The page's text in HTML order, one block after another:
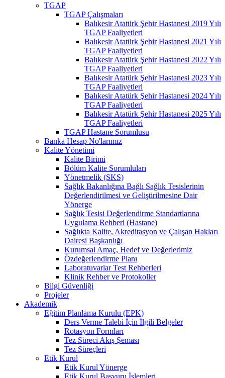
TGAP
TGAP Çalışmaları
Balıkesir Atatürk Şehir Hastanesi 2019 Yılı
TGAP Faaliyetleri
Balıkesir Atatürk Şehir Hastanesi 2021 Yılı
TGAP Faaliyetleri
Balıkesir Atatürk Şehir Hastanesi 2022 Yılı
TGAP Faaliyetleri
Balıkesir Atatürk Şehir Hastanesi 2023 Yılı
TGAP Faaliyetleri
Balıkesir Atatürk Şehir Hastanesi 2024 Yılı
TGAP Faaliyetleri
Balıkesir Atatürk Şehir Hastanesi 2025 Yılı
TGAP Faaliyetleri
TGAP Hastane Sorumlusu
Banka Hesap No'larımız
Kalite Yönetimi
Kalite Birimi
Bölüm Kalite Sorumluları
Yönetmelik (SKS)
Sağlık Bakanlığına Bağlı Sağlık Tesislerinin
Değerlendirilmesi ve Geliştirilmesine Dair
Yönerge
Sağlık Tesisi Değerlendirme Standartlarına
Uygulama Rehberi (Hastane)
Sağlıkta Kalite, Akreditasyon ve Çalışan Hakları
Dairesi Başkanlığı
Kurumsal Amaç, Hedef ve Değerlerimiz
Özdeğerlendirme Planı
Laboratuvarlar Test Rehberleri
Klinik Rehber ve Protokoller
Bilgi Güvenliği
Projeler
Akademik
Eğitim Planlama Kurulu (EPK)
Ders Verme Talebi İçin İlgili Belgeler
Rotasyon Formları
Tez Süreci Akış Şeması
Tez Süreçleri
Etik Kurul
Etik Kurul Yönerge
Etik Kurul Başvuru İşlemleri